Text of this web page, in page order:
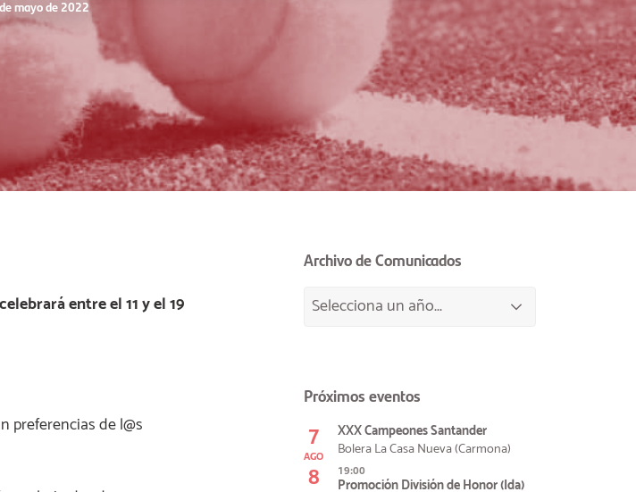
mayo de 2022
celebrará entre el 11 yel 19
preferencias de l@s
Archivo de Comunicados
Próximos eventos
7
AGO
XXX Campeones Santander
Bolera La Casa Nueva (Carmona)
8 19:00
Promoción División de Honor (Ida)